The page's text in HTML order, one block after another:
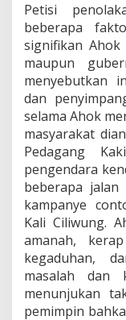
Petisi
beberapa
signifikan
maupun
menyebutkan
dan
selama Ahok
masyarakat
Pedagang
pengendara
beberapa
kampanye
Kali Ciliwung.
amanah,
kegaduhan,
masalah dan
menunjukan
pemimpin